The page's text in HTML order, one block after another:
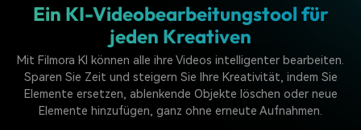
Ein KI-Videobearbeitungstool für
jeden Kreativen
Mit Filmora KI können alle ihre Videos intelligenter bearbeiten.
Sparen Sie Zeit und steigern Sie Ihre Kreativität, indem Sie
Elemente ersetzen, ablenkende Objekte löschen oder neue
Elemente hinzufügen, ganz ohne erneute Aufnahmen.